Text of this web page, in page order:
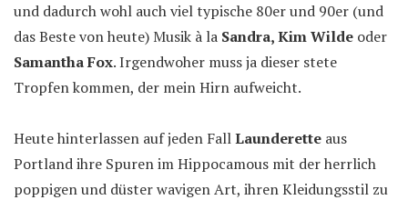
und dadurch wohl auch viel typische 80er und 90er (und
das Beste von heute) Musik à la Sandra, Kim Wilde oder
Samantha Fox. Irgendwoher muss ja dieser stete
Tropfen kommen, der mein Hirn aufweicht.
Heute hinterlassen auf jeden FallLaunderette aus
Portland ihre Spuren im Hippocamous mit der herrlich
poppigen und düster wavigen Art, ihren Kleidungsstil zu